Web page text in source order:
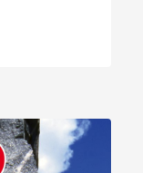
Entdecken